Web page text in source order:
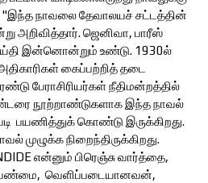
"இந்த நாவலை தேவாலயச் சட்டத்தின்
அறிவித்தார். ஜெனிவா, பாரீஸ்
இன்னொன்றும் உண்டு. 1930ல்
கைப்பற்றித் தடை
பேராசிரியர்கள் நீதிமன்றத்தில்
நூற்றாண்டுகளாக இந்த நாவல்
பயணித்துக் கொண்டு இருக்கிறது.
முழுக்க நிறைந்திருக்கிறது.
என்னும் பிரெஞ்சு வார்த்தை,
வெண்மை, வெளிப்படையானவன்,